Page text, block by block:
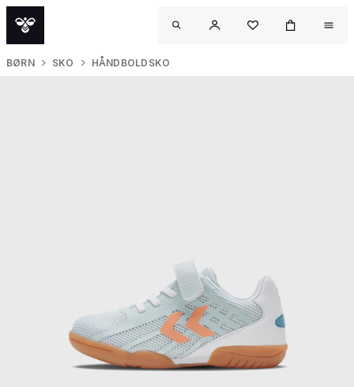
BØRN SKO HÅNDBOLDSKO